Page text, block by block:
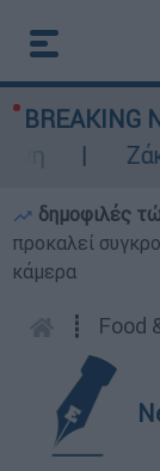
BREAKING
δημοφιλές
προκαλεί
κάμερα
┋ Food